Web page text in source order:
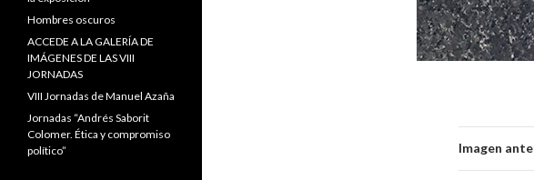
Imagen
Hombres oscuros
ACCEDE A LA GALERÍA DE
IMÁGENES DE LAS VIII
JORNADAS
VIII Jornadas de Manuel Azaña
Jornadas “Andrés Saborit
Colomer. Ética y compromiso
político”